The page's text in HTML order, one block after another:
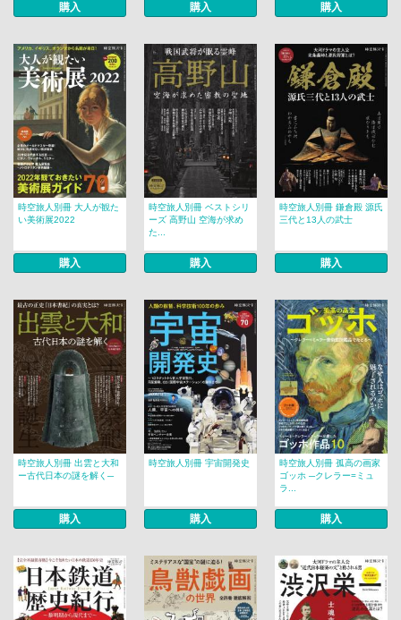
購入 購入 購入
時空旅人別冊 大人が観た
い美術展2022
購入
時空旅人別冊 ベストシリ
ーズ 高野山 空海が求め
た...
購入
時空旅人別冊 鎌倉殿 源氏
三代と13人の武士
購入
時空旅人別冊 出雲と大和
ー古代日本の謎を解く─
購入
時空旅人別冊 宇宙開発史
購入
時空旅人別冊 孤高の画家
ゴッホ ─クレラー=ミュ
ラ...
購入